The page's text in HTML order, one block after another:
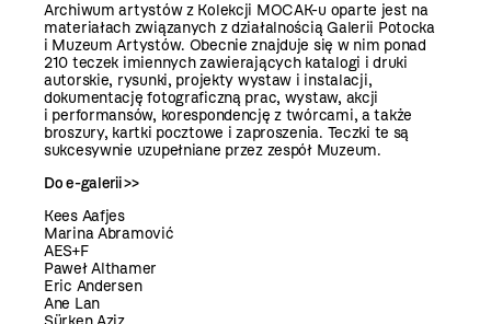
Archiwum artystów z Kolekcji MOCAK-u oparte jest na
materiałach związanych z działalnością Galerii Potocka
i Muzeum Artystów. Obecnie znajduje się w nim ponad
210 teczek imiennych zawierających katalogi i druki
autorskie, rysunki, projekty wystaw i instalacji,
dokumentację fotograficzną prac, wystaw, akcji
i performansów, korespondencję z twórcami, a także
broszury, kartki pocztowe i zaproszenia. Teczki te są
sukcesywnie uzupełniane przez zespół Muzeum.
Do e-galerii >>
Kees Aafjes
Marina Abramović
AES+F
Paweł Althamer
Eric Andersen
Ane Lan